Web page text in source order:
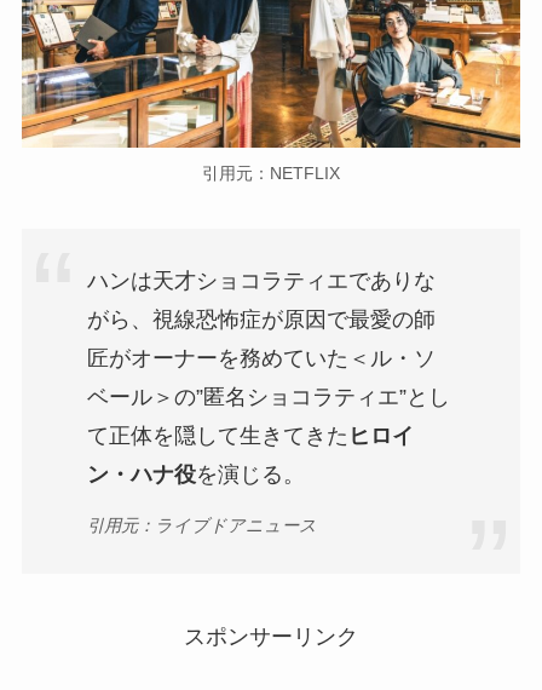
引用元：NETFLIX
ハンは天才ショコラティエでありな
がら、視線恐怖症が原因で最愛の師
匠がオーナーを務めていた＜ル・ソ
ベール＞の”匿名ショコラティエ”とし
て正体を隠して生きてきた ヒロイ
ン・ハナ役を演じる。
引用元：ライブドアニュース
スポンサーリンク